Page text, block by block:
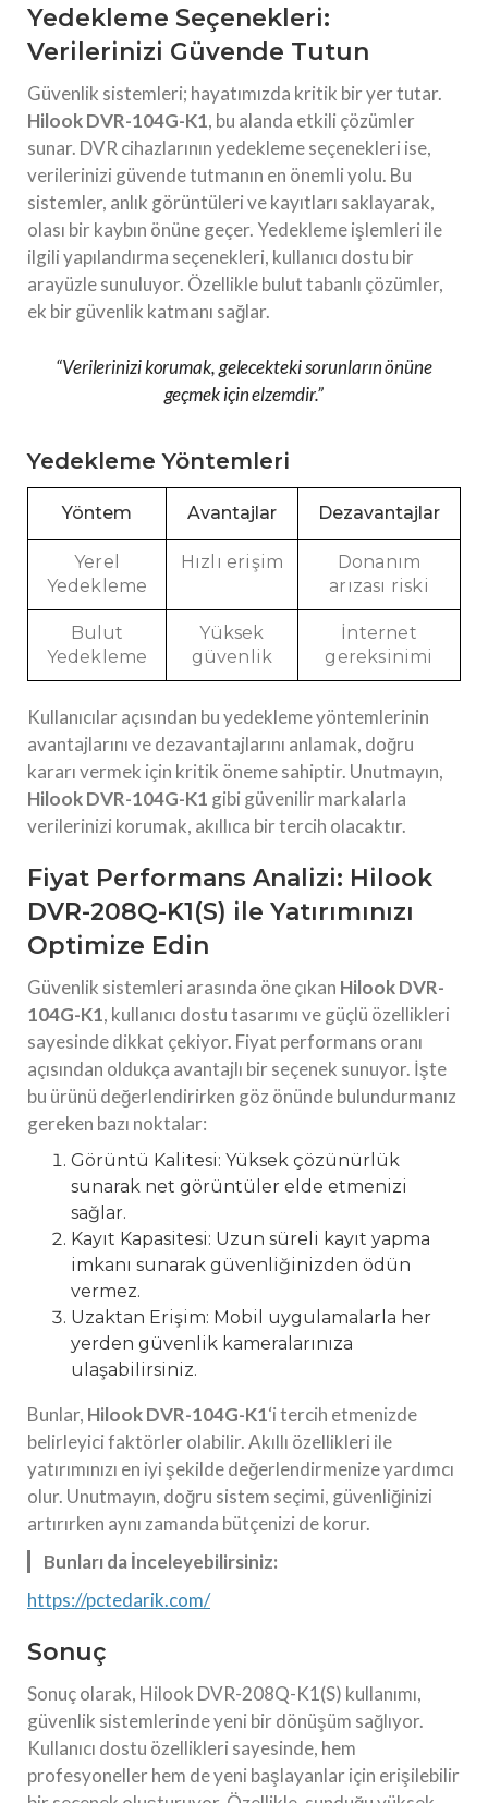
Yedekleme Seçenekleri:
Verilerinizi Güvende Tutun
Güvenlik sistemleri; hayatımızda kritik bir yer tutar.
Hilook DVR-104G-K1, bu alanda etkili çözümler
sunar. DVR cihazlarının yedekleme seçenekleri ise,
verilerinizi güvende tutmanın en önemli yolu. Bu
sistemler, anlık görüntüleri ve kayıtları saklayarak,
olası bir kaybın önüne geçer. Yedekleme işlemleri ile
ilgili yapılandırma seçenekleri, kullanıcı dostu bir
arayüzle sunuluyor. Özellikle bulut tabanlı çözümler,
ek bir güvenlik katmanı sağlar.
“Verilerinizi korumak, gelecekteki sorunların önüne
geçmek için elzemdir.”
Yedekleme Yöntemleri
Yöntem Avantajlar Dezavantajlar
Yerel
Yedekleme
Hızlı erişim
Donanım
arızası riski
Bulut
Yedekleme
Yüksek
güvenlik
İnternet
gereksinimi
Kullanıcılar açısından bu yedekleme yöntemlerinin
avantajlarını ve dezavantajlarını anlamak, doğru
kararı vermek için kritik öneme sahiptir. Unutmayın,
Hilook DVR-104G-K1 gibi güvenilir markalarla
verilerinizi korumak, akıllıca bir tercih olacaktır.
Fiyat Performans Analizi: Hilook
DVR-208Q-K1(S) ile Yatırımınızı
Optimize Edin
Güvenlik sistemleri arasında öne çıkan Hilook DVR-
104G-K1, kullanıcı dostu tasarımı ve güçlü özellikleri
sayesinde dikkat çekiyor. Fiyat performans oranı
açısından oldukça avantajlı bir seçenek sunuyor. İşte
bu ürünü değerlendirirken göz önünde bulundurmanız
gereken bazı noktalar:
Görüntü Kalitesi: Yüksek çözünürlük
sunarak net görüntüler elde etmenizi
sağlar.
Kayıt Kapasitesi: Uzun süreli kayıt yapma
imkanı sunarak güvenliğinizden ödün
vermez.
Uzaktan Erişim: Mobil uygulamalarla her
yerden güvenlik kameralarınıza
ulaşabilirsiniz.
Bunlar, Hilook DVR-104G-K1‘i tercih etmenizde
belirleyici faktörler olabilir. Akıllı özellikleri ile
yatırımınızı en iyi şekilde değerlendirmenize yardımcı
olur. Unutmayın, doğru sistem seçimi, güvenliğinizi
artırırken aynı zamanda bütçenizi de korur.
Bunları da İnceleyebilirsiniz:
https://pctedarik.com/
Sonuç
Sonuç olarak, Hilook DVR-208Q-K1(S) kullanımı,
güvenlik sistemlerinde yeni bir dönüşüm sağlıyor.
Kullanıcı dostu özellikleri sayesinde, hem
profesyoneller hem de yeni başlayanlar için erişilebilir